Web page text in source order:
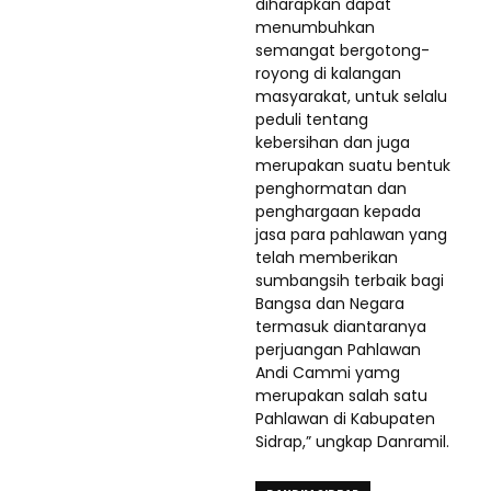
diharapkan dapat
menumbuhkan
semangat bergotong-
royong di kalangan
masyarakat, untuk selalu
peduli tentang
kebersihan dan juga
merupakan suatu bentuk
penghormatan dan
penghargaan kepada
jasa para pahlawan yang
telah memberikan
sumbangsih terbaik bagi
Bangsa dan Negara
termasuk diantaranya
perjuangan Pahlawan
Andi Cammi yamg
merupakan salah satu
Pahlawan di Kabupaten
Sidrap,” ungkap Danramil.